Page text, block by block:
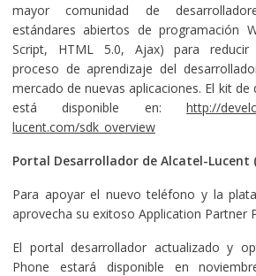
mayor comunidad de
estándares abiertos de programación
Script, HTML 5.0, Ajax) para reducir
proceso de aprendizaje del
mercado de nuevas aplicaciones. El kit
está disponible en:http://
lucent.com/sdk_overview
Portal Desarrollador de Alcatel-Lucent
Para apoyar el nuevo teléfono y la
aprovecha su exitoso Application Partner
El portal desarrollador actualizado y
Phone estará disponible en